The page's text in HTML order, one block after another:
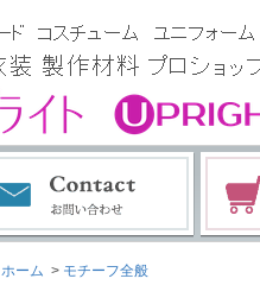
ホーム > モチーフ全般